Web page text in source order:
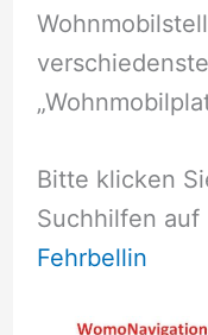
Bitte klicken
Suchhilfen auf
Fehrbellin